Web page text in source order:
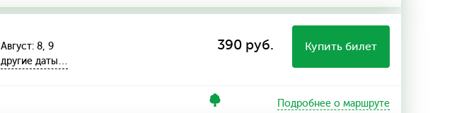
Август: 8, 9
другие даты…
390 руб. Купить билет
Подробнее о маршруте